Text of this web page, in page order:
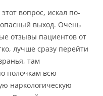
вопрос, искал по-
выход. Очень
отзывы пациентов от
лучше сразу перейти
там
полочкам всю
наркологическую